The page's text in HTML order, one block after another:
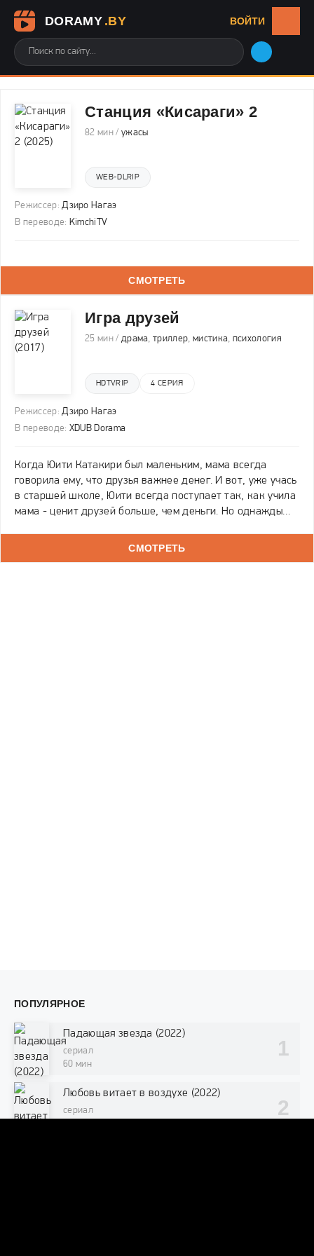
DORAMY .BY ВОЙТИ
Станция «Кисараги» 2
82 мин / ужасы
WEB-DLRIP
Режиссер: Дзиро Нагаэ
В переводе: KimchiTV
СМОТРЕТЬ
Игра друзей
25 мин / драма,триллер, мистика, психология
HDTVRIP 4 СЕРИЯ
Режиссер: Дзиро Нагаэ
В переводе: XDUB Dorama
Когда Юити Катакири был маленьким, мама всегда
говорила ему, что друзья важнее денег. И вот, уже учась
в старшей школе, Юити всегда поступает так, как учила
мама - ценит друзей больше, чем деньги. Но однажды
можно выиграть большую сумму денег.
СМОТРЕТЬ
ПОПУЛЯРНОЕ
Падающая звезда (2022)
сериал
60 мин
Любовь витает в воздухе (2022)
сериал